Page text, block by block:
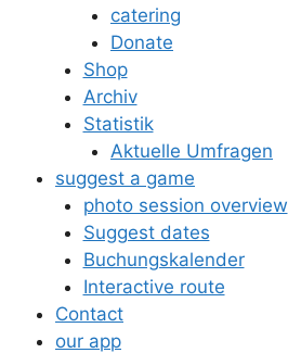
catering
Donate
Shop
Archiv
Statistik
Aktuelle Umfragen
suggest a game
photo session overview
Suggest dates
Buchungskalender
Interactive route
Contact
our app